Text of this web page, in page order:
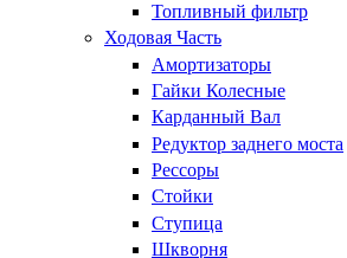
Топливный фильтр
Ходовая Часть
Амортизаторы
Гайки Колесные
Карданный Вал
Редуктор заднего моста
Рессоры
Стойки
Ступица
Шкворня